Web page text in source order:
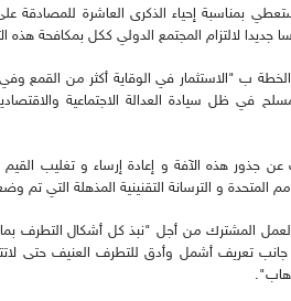
بمناسبة إحياء الذكرى العاشرة للمصادقة على
جديدا لالتزام المجتمع الدولي ككل بمكافحة هذه
ب "الاستثمار في الوقاية أكثر من القمع
في ظل سيادة العدالة الاجتماعية
جذور هذه الآفة و إعادة إرساء و تغليب القيم
المتحدة و الترسانة التقنينية المذهلة التي تم
المشترك من أجل "نبذ كل أشكال التطرف بما
تعريف أشمل وأدق للتطرف العنيف حتى